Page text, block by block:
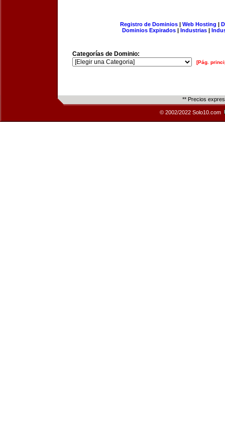
Registro de Dominios| Web Hosting |
Dominios Expirados | Industrias |
Categorías de Dominio:
[Pág.
** Precios
© 2002/2022 Solo10.com